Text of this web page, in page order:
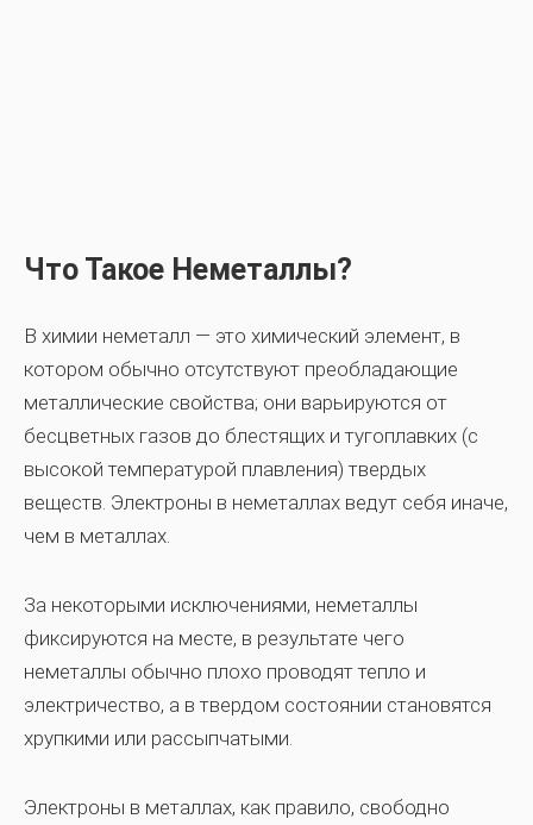
Что Такое Неметаллы?
В химии неметалл — это химический элемент, в
котором обычно отсутствуют преобладающие
металлические свойства; они варьируются от
бесцветных газов до блестящих и тугоплавких (с
высокой температурой плавления) твердых
веществ. Электроны в неметаллах ведут себя иначе,
чем в металлах.
За некоторыми исключениями, неметаллы
фиксируются на месте, в результате чего
неметаллы обычно плохо проводят тепло и
электричество, а в твердом состоянии становятся
хрупкими или рассыпчатыми.
Электроны в металлах, как правило, свободно